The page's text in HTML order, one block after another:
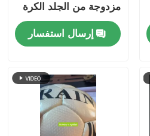
مزدوجة من الجلد الكرة
القدم المغلفة بـ PU مع
دعم غير منسوج مقاوم
للماء ونمط قابل
إرسال استفسار